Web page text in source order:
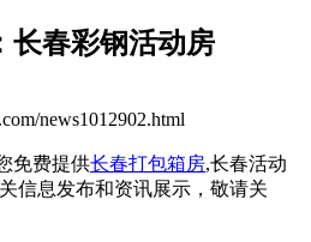
长春彩钢活动房
news1012902.html
免费提供长春打包箱房,长春活动
信息发布和资讯展示，敬请关